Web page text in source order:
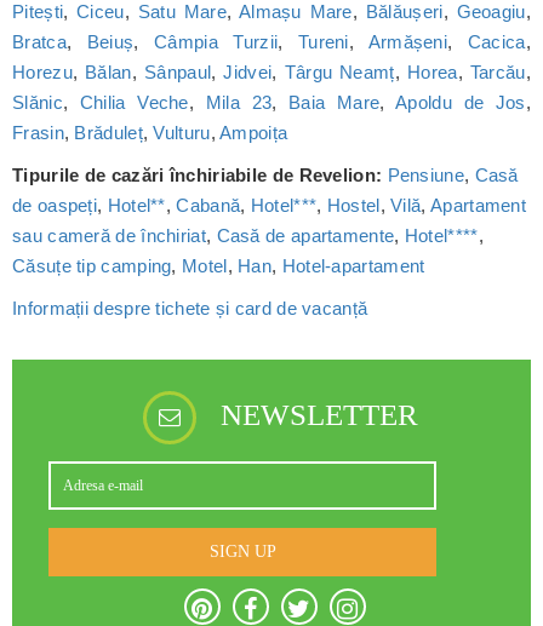
Pitești,Ciceu, Satu Mare, Almașu Mare, Bălăușeri, Geoagiu,
Bratca, Beiuș, Câmpia Turzii, Tureni, Armășeni, Cacica,
Horezu, Bălan, Sânpaul,Jidvei, Târgu Neamț, Horea, Tarcău,
Slănic, Chilia Veche, Mila 23, Baia Mare,Apoldu de Jos,
Frasin, Brăduleț,Vulturu,Ampoița
Tipurile de cazări închiriabile de Revelion: Pensiune, Casă
de oaspeți, Hotel**,Cabană, Hotel***, Hostel,Vilă, Apartament
sau cameră de închiriat, Casă de apartamente, Hotel****,
Căsuțe tip camping, Motel, Han, Hotel-apartament
Informații despre tichete și card de vacanță
NEWSLETTER
SIGN UP